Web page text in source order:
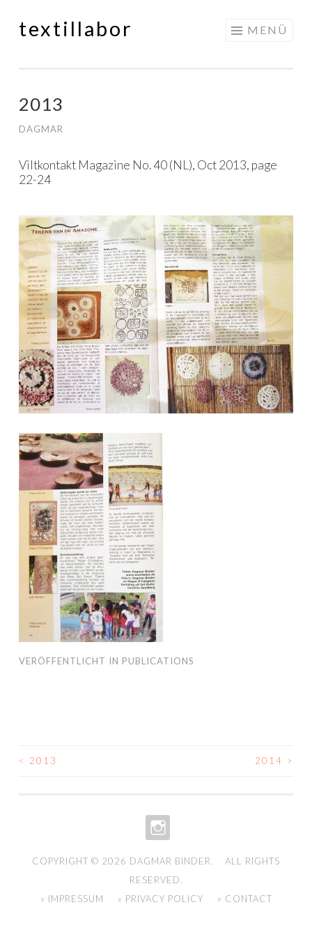
Springe
textillabor MENÜ
2013
DAGMAR
Viltkontakt Magazine No. 40 (NL), Oct 2013, page
22-24
VERÖFFENTLICHT IN PUBLICATIONS
BEITRAGS-
< 2013 2014 >
COPYRIGHT © 2026 DAGMAR BINDER. ALL RIGHTS
RESERVED.
» IMPRESSUM
» PRIVACY POLICY » CONTACT